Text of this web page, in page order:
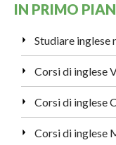
IN PRIMO
Studiare inglese
Corsi di inglese
Corsi di inglese
Corsi di inglese